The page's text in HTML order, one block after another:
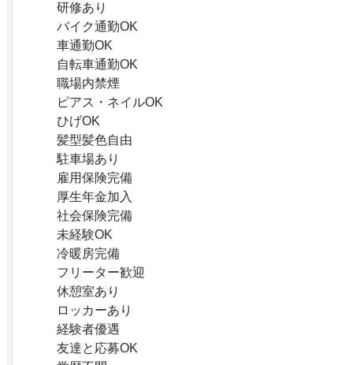
研修あり
バイク通勤OK
車通勤OK
自転車通勤OK
職場内禁煙
ピアス・ネイルOK
ひげOK
髪型髪色自由
駐車場あり
雇用保険完備
厚生年金加入
社会保険完備
未経験OK
冷暖房完備
フリーター歓迎
休憩室あり
ロッカーあり
経験者優遇
友達と応募OK